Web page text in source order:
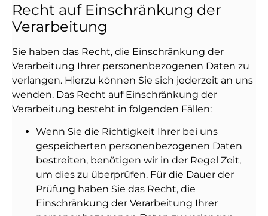
Recht auf Einschränkung der
Verarbeitung
Sie haben das Recht, die Einschränkung der
Verarbeitung Ihrer personenbezogenen Daten zu
verlangen. Hierzu können Sie sich jederzeit an uns
wenden. Das Recht auf Einschränkung der
Verarbeitung besteht in folgenden Fällen:
Wenn Sie die Richtigkeit Ihrer bei uns
gespeicherten personenbezogenen Daten
bestreiten, benötigen wir in der Regel Zeit,
um dies zu überprüfen. Für die Dauer der
Prüfung haben Sie das Recht, die
Einschränkung der Verarbeitung Ihrer